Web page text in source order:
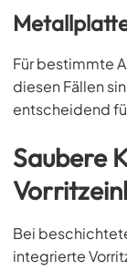
Für bestimmte
diesen Fällen
entscheidend
Saubere
Bei
integrierte